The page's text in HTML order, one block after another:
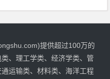
提供超过100万的
、理工学类、经济学类、管
运输类、材料类、海洋工程